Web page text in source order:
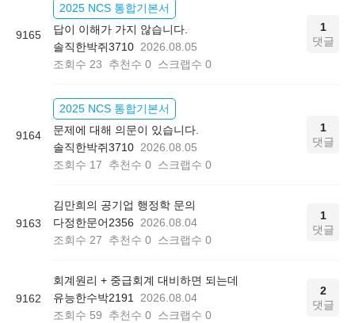
9165
2025 NCS 통합기본서
답이 이해가 가지 않습니다.
솔직한박쥐3710 2026.08.05
조회수 23 추천수 0 스크랩수 0
1
댓글
9164
2025 NCS 통합기본서
문제에 대해 의문이 있습니다.
솔직한박쥐3710 2026.08.05
조회수 17 추천수 0 스크랩수 0
1
댓글
9163
김만희의 공기업 행정학 문의
다정한문어2356
2026.08.04
조회수 27 추천수 0 스크랩수 0
1
댓글
9162
회계원리 + 중급회계 대비하면 되는데
유능한수박2191
2026.08.04
조회수 59 추천수 0 스크랩수 0
2
댓글